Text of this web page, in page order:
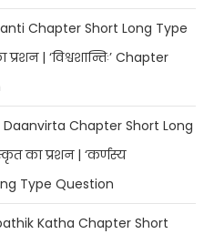
Chapter Short Long Type
| ‘विश्वशान्तिः’ Chapter
Daanvirta Chapter Short Long
का प्रशन | ‘कर्णस्य
Type Question
Katha Chapter Short